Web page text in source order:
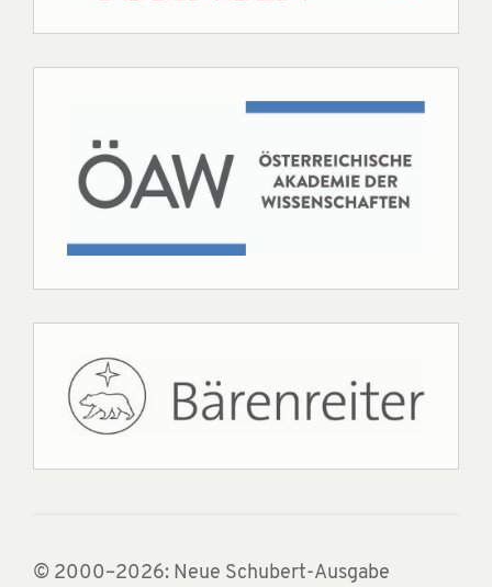
© 2000–2026: Neue Schubert-Ausgabe